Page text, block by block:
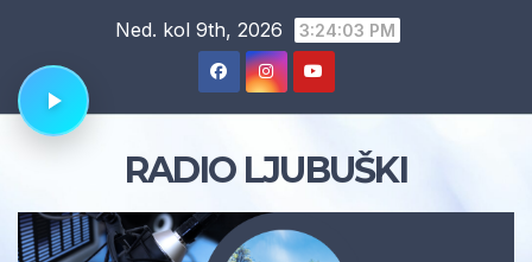
content
Ned. kol 9th, 2026 3:24:04 PM
RADIO LJUBUŠKI